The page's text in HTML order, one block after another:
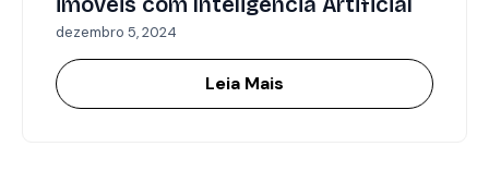
dezembro 5, 2024
Leia Mais